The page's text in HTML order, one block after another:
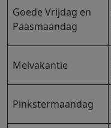
Goede Vrijdag en
Paasmaandag
Meivakantie
Pinkstermaandag